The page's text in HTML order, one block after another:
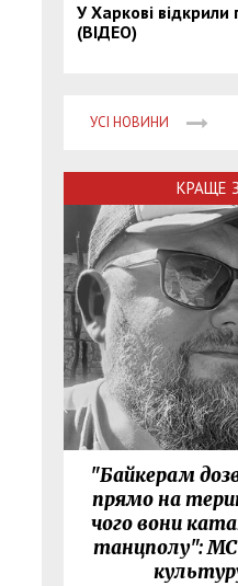
У Харкові відкрили
(ВІДЕО)
УСІ НОВИНИ
КРАЩЕ
"Байкерам
прямо на
чого вони
танцполу": МС